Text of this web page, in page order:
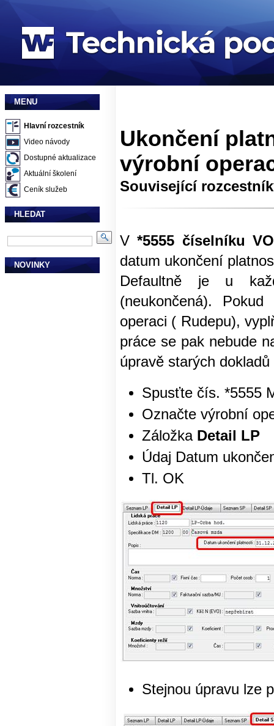
MENU
Hlavní rozcestník
Video návody
Dostupné aktualizace
Aktuální školení
Ceník služeb
HLEDAT
NOVINKY
Ukončení
výrobní
Související
V*5555 číselníku
datum ukončení
Defaultně je u
(neukončená).
operaci ( Rudepu),
práce se pak nebude
úpravě starých
Spusťte čís. *5555
Označte výrobní
Záložka Detail LP
Údaj Datum
Tl. OK
Stejnou úpravu lze